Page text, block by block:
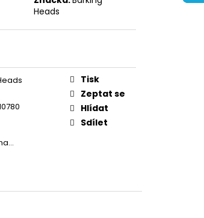
Heads
Tisk
Zeptat se
Hlídat
Sdílet